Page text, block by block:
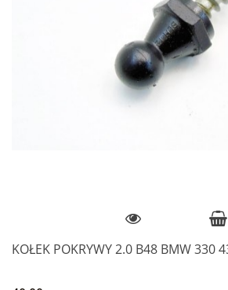
KOŁEK POKRYWY 2.0 B48 BMW 330